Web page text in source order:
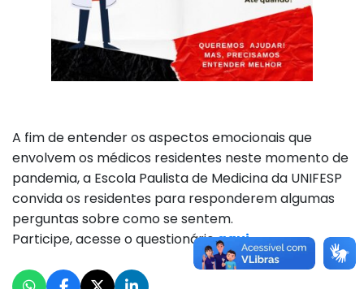
A fim de entender os aspectos emocionais que
envolvem os médicos residentes neste momento de
pandemia, a Escola Paulista de Medicina da UNIFESP
convida os residentes para responderem algumas
perguntas sobre como se sentem.
Participe, acesse o questionárioaqui.